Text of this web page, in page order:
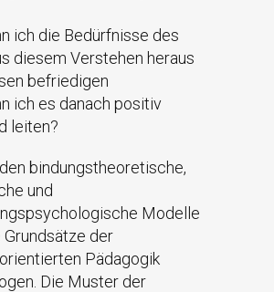
ich die Bedürfnisse des
diesem Verstehen heraus
befriedigen
ich es danach positiv
leiten?
bindungstheoretische,
und
Modelle
der
Pädagogik
Die Muster der